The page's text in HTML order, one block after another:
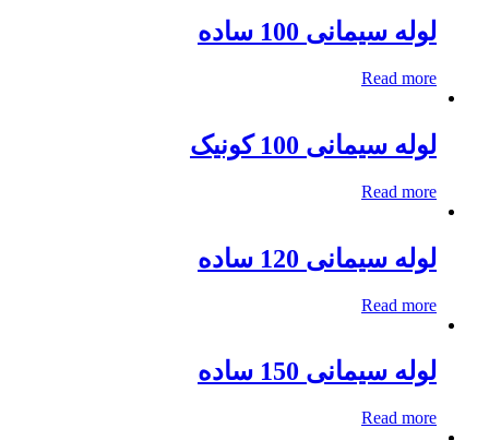
لوله سیمانی 100 ساده
Read more
لوله سیمانی 100 کونیک
Read more
لوله سیمانی 120 ساده
Read more
لوله سیمانی 150 ساده
Read more